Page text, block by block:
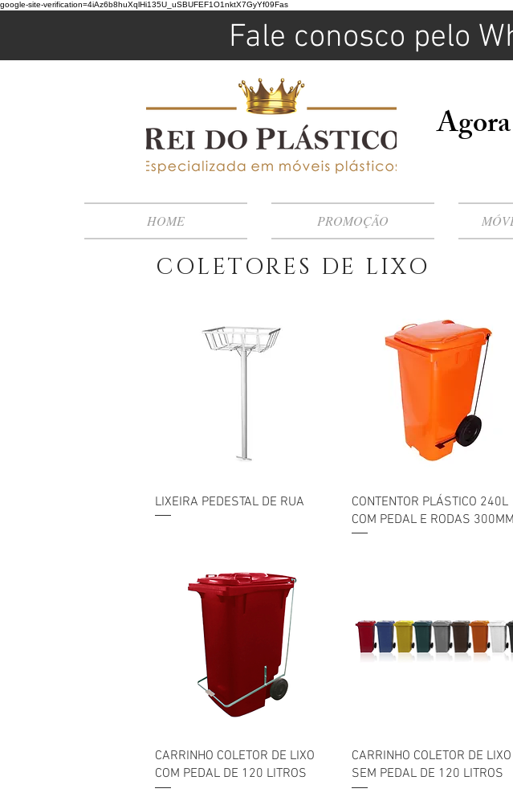
google-site-verification=4iAz6b8huXqlHi135U_uSBUFEF1O1nktX7GyYf09Fas
HOME PROMOÇÃO
Fale conosco pelo
COLETORES DE LIXO
Visualização rápida
LIXEIRA PEDESTAL DE RUA Visualização rápida
CONTENTOR PLÁSTICO 240L
COM PEDAL E RODAS 300MM
Visualização rápida
CARRINHO COLETOR DE LIXO
COM PEDAL DE 120 LITROS
Visualização rápida
CARRINHO COLETOR DE LIXO
SEM PEDAL DE 120 LITROS